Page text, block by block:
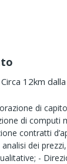
12km
di
di computi
contratti
dei
-